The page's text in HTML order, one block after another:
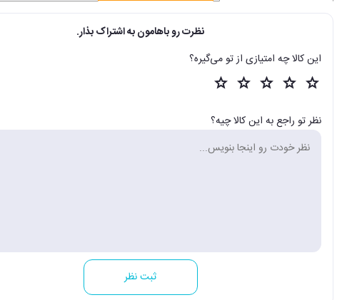
نظرت رو باهامون به اشتراک بذار.
این کالا چه امتیازی از تو می‌گیره؟
نظر تو راجع به این کالا چیه؟
ثبت نظر